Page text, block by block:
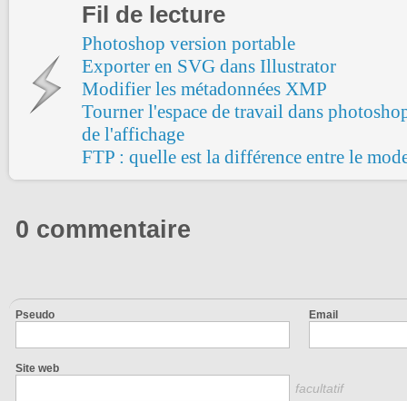
Fil de lecture
Photoshop version portable
Exporter en SVG dans Illustrator
Modifier les métadonnées XMP
Tourner l'espace de travail dans
de l'affichage
FTP : quelle est la différence entre le
0 commentaire
Pseudo Email
Site web
facultatif